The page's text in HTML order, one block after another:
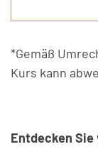
*Gemäß
Kurs kann
Entdecken